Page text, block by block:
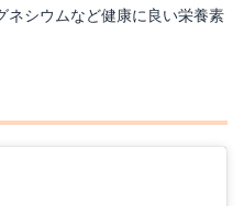
ネシウムなど健康に良い栄養素